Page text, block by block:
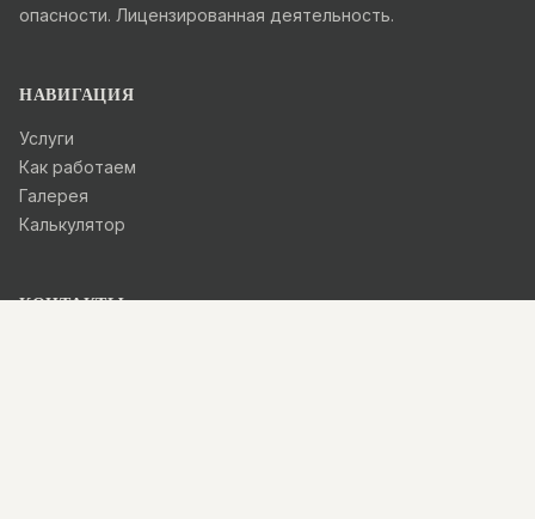
опасности. Лицензированная деятельность.
НАВИГАЦИЯ
Услуги
Как работаем
Галерея
Калькулятор
КОНТАКТЫ